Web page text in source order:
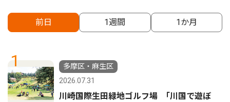
前日 1週間 1か月
1
多摩区・麻生区
2026.07.31
川崎国際生田緑地ゴルフ場 ｢川国で遊ぼ